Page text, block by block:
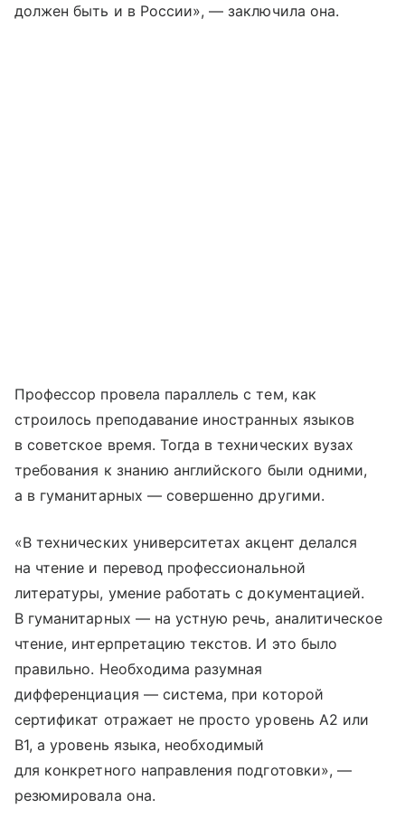
должен быть и в России», — заключила она.
Профессор провела параллель с тем, как
строилось преподавание иностранных языков
в советское время. Тогда в технических вузах
требования к знанию английского были одними,
а в гуманитарных — совершенно другими.
«В технических университетах акцент делался
на чтение и перевод профессиональной
литературы, умение работать с документацией.
В гуманитарных — на устную речь, аналитическое
чтение, интерпретацию текстов. И это было
правильно. Необходима разумная
дифференциация — система, при которой
сертификат отражает не просто уровень А2 или
В1, а уровень языка, необходимый
для конкретного направления подготовки», —
резюмировала она.